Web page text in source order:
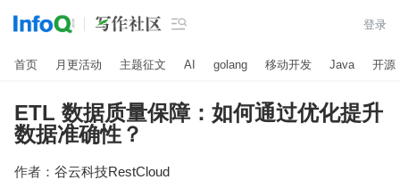
 登录
首页 月更活动 主题征文 AI golang 移动开发 Java 开源
ETL 数据质量保障：如何通过优化提升
数据准确性？
作者： 谷云科技RestCloud